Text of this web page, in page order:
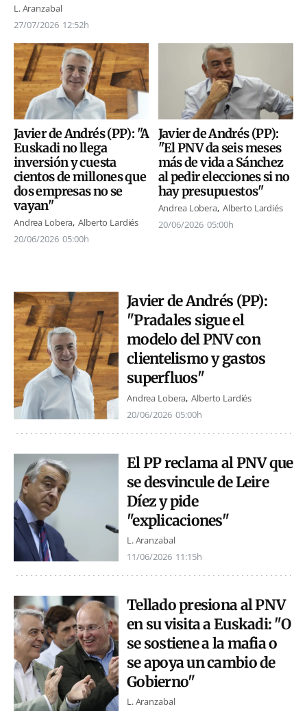
L. Aranzabal
27/07/2026 12:52h
Javier de Andrés (PP): "A
Euskadi no llega
inversión y cuesta
cientos de millones que
dos empresas no se
vayan"
Andrea Lobera Alberto Lardiés
20/06/2026 05:00h
Javier de Andrés (PP):
"El PNV da seis meses
más de vida a Sánchez
al pedir elecciones si no
hay presupuestos"
Andrea Lobera Alberto Lardiés
20/06/2026 05:00h
Javier de Andrés (PP):
"Pradales sigue el
modelo del PNV con
clientelismo y gastos
superfluos"
Andrea Lobera Alberto Lardiés
20/06/2026 05:00h
El PP reclama al PNV que
se desvincule de Leire
Díez y pide
"explicaciones"
L. Aranzabal
11/06/2026 11:15h
Tellado presiona al PNV
en su visita a Euskadi: "O
se sostiene a la mafia o
se apoya un cambio de
Gobierno"
L. Aranzabal